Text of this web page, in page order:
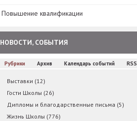
Повышение квалификации
НОВОСТИ, СОБЫТИЯ
Рубрики Архив Календарь событий RSS
Выставки (12)
Гости Школы (26)
Дипломы и благодарственные письма (5)
Жизнь Школы (776)